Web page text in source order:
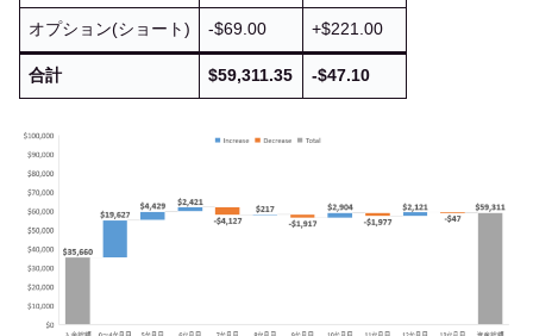
オプション(ショート) -$69.00 +$221.00
合計 $59,311.35 -$47.10